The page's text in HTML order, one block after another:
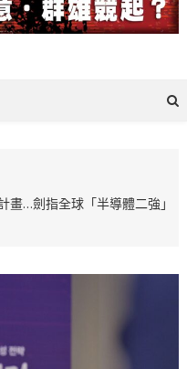
業的選擇。
畫…劍指全球「半導體二強」